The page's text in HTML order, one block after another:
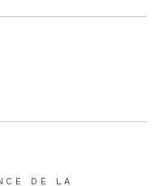
DE LA